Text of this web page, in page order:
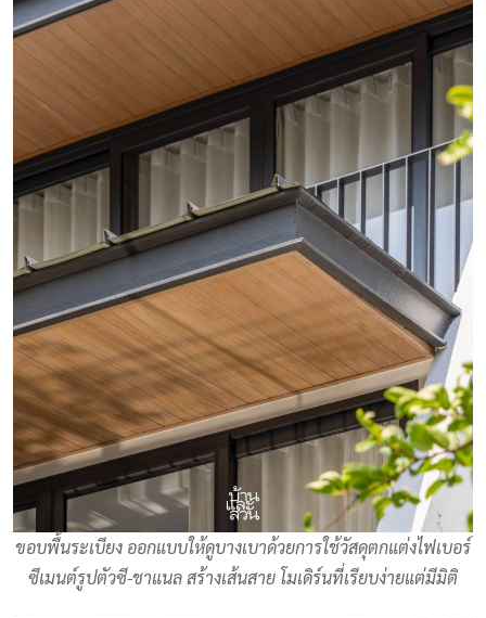
ขอบพื้นระเบียง ออกแบบให้ดูบางเบาด้วยการใช้วัสดุตกแต่งไฟเบอร์
ซีเมนต์รูปตัวซี-ชาแนล สร้างเส้นสาย โมเดิร์นที่เรียบง่ายแต่มีมิติ